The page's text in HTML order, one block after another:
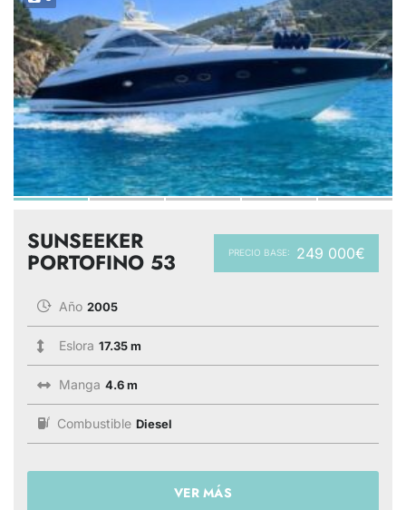
PRECIO BASE: 249 000€
SUNSEEKER
PORTOFINO 53
Año 2005
Eslora 17.35 m
Manga 4.6 m
Combustible Diesel
VER MÁS